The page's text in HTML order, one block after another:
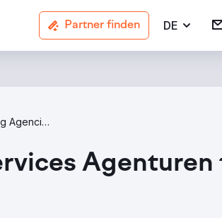
Partner finden DE
Email Marketing Agencies In Manchester
Agenturen